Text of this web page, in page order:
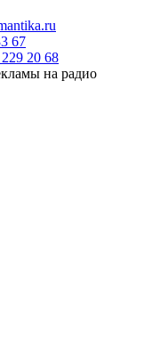
67
20 68
на радио